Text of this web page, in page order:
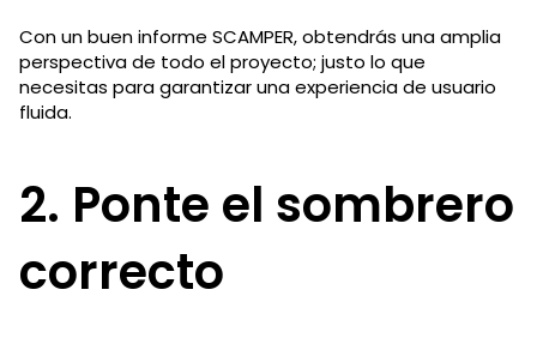
Con un buen informe SCAMPER, obtendrás una amplia
perspectiva de todo el proyecto; justo lo que
necesitas para garantizar una experiencia de usuario
fluida.
2. Ponte el sombrero
correcto